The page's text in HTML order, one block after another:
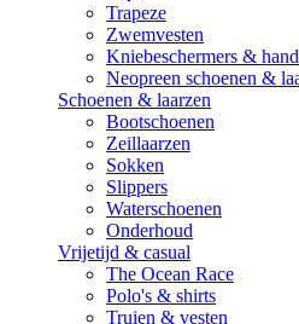
Trapeze
Zwemvesten
Kniebeschermers &
Neopreen schoenen &
Schoenen & laarzen
Bootschoenen
Zeillaarzen
Sokken
Slippers
Waterschoenen
Onderhoud
Vrijetijd & casual
The Ocean Race
Polo's & shirts
Truien & vesten